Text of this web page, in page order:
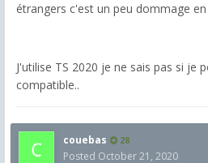
étrangers c'est un peu dommage
J'utilise TS 2020 je ne sais pas si je
compatible..
couebas 28
Posted October 21, 2020